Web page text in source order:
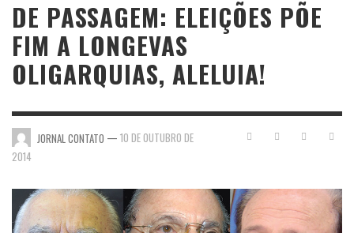
DE PASSAGEM: ELEIÇÕES PÕE
FIM A LONGEVAS
OLIGARQUIAS, ALELUIA!
JORNAL CONTATO — 10 DE OUTUBRO DE
2014